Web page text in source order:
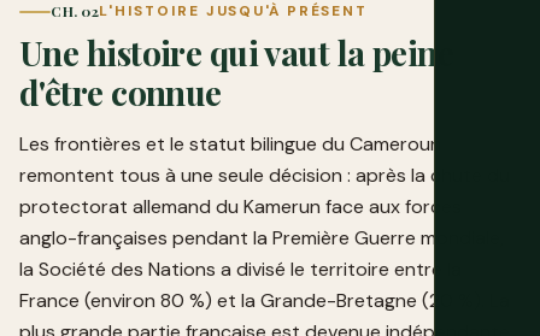
CH. 02L'HISTOIRE JUSQU'À PRÉSENT
Une histoire qui vaut la peine
d'être connue
Les frontières et le statut bilingue du Cameroun
remontent tous à une seule décision : après la chute du
protectorat allemand du Kamerun face aux forces
anglo-françaises pendant la Première Guerre mondiale,
la Société des Nations a divisé le territoire entre la
France (environ 80 %) et la Grande-Bretagne (20 %). La